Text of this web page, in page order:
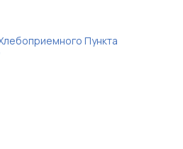
Пункта